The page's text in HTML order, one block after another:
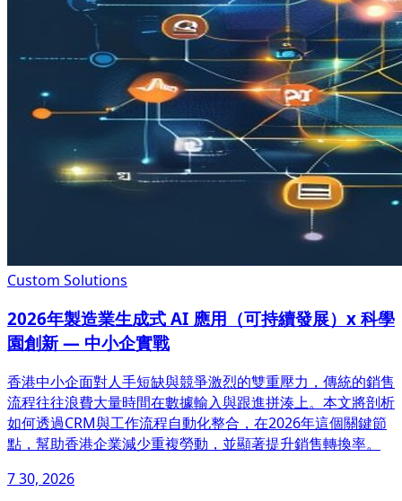
Custom Solutions
2026年製造業生成式 AI 應用（可持續發展）x 科學
園創新 — 中小企實戰
香港中小企面對人手短缺與競爭激烈的雙重壓力，傳統的銷售
流程往往浪費大量時間在數據輸入與跟進拼湊上。本文將剖析
如何透過CRM與工作流程自動化整合，在2026年這個關鍵節
點，幫助香港企業減少重複勞動，並顯著提升銷售轉換率。
7 30, 2026